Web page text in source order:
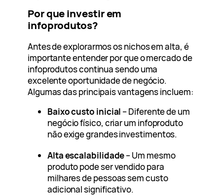
Por que investir em
infoprodutos?
Antes de explorarmos os nichos em alta, é
importante entender por que o mercado de
infoprodutos continua sendo uma
excelente oportunidade de negócio.
Algumas das principais vantagens incluem:
Baixo custo inicial – Diferente de um
negócio físico, criar um infoproduto
não exige grandes investimentos.
Alta escalabilidade– Um mesmo
produto pode ser vendido para
milhares de pessoas sem custo
adicional significativo.